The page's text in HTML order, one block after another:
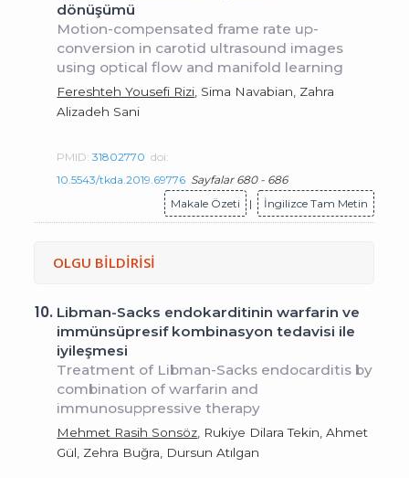
dönüşümü
Motion-compensated frame rate up-
conversion in carotid ultrasound images
using optical flow and manifold learning
Fereshteh Yousefi Rizi , Sima Navabian, Zahra
Alizadeh Sani
PMID:31802770 doi:
10.5543/tkda.2019.69776 Sayfalar 680 - 686
Makale Özeti
| İngilizce Tam Metin
OLGU BİLDİRİSİ
10. Libman-Sacks endokarditinin warfarin ve
immünsüpresif kombinasyon tedavisi ile
iyileşmesi
Treatment of Libman-Sacks endocarditis by
combination of warfarin and
immunosuppressive therapy
Mehmet Rasih Sonsöz , Rukiye Dilara Tekin, Ahmet
Gül, Zehra Buğra, Dursun Atılgan